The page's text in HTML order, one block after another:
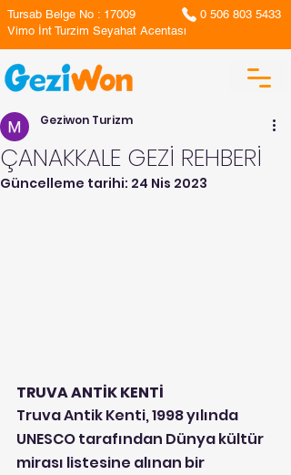
Tursab Belge No : 17009
0 506 803 5433
Vimo İnt Turzim Seyahat Acentası
ÇANAKKALE GEZİ REHBERİ
Geziwon Turizm
Güncelleme tarihi: 24 Nis 2023
TRUVA ANTİK KENTİ
Truva Antik Kenti, 1998 yılında
UNESCO tarafından Dünya kültür
mirası listesine alınan bir